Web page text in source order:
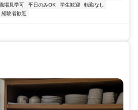
場見学可 平日のみOK 学生歓迎
転勤なし
経験者歓迎